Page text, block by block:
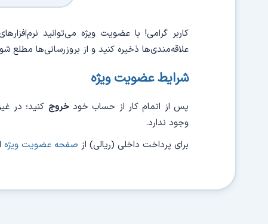
کاربر گرامی! با عضویت ویژه می‌توانید
علاقه‌مندی‌ها ذخیره کنید و از بروزرسانی‌ها مطلع
شرایط عضویت ویژه
پس از اتمام کار از حساب خودخروج کنید؛ در
وجود ندارد.
برای پرداخت داخلی (ریالی) از صفحه عضویت ویژه